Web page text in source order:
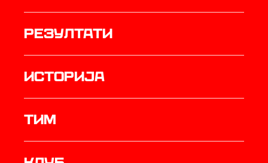
резултати
историја
ТИМ